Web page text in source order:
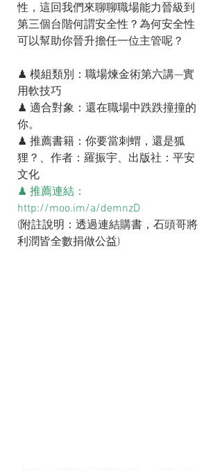
性，這回我們來聊聊職場能力晉級到
第三個台階何謂安全性？為何安全性
可以幫助你晉升擔任一位主管呢？
♟ 模組類別：職場煉金術第六講—實
用軟技巧
♟ 適合對象：還在職場中跌跌撞撞的
你。
♟ 推薦書籍：你要當刺蝟，還是狐
狸？、作者：羅振宇、出版社：平安
文化
♟ 推薦連結：
http://moo.im/a/demnzD
(附註說明：透過連結購書，石頭哥將
利潤皆全數捐做公益)